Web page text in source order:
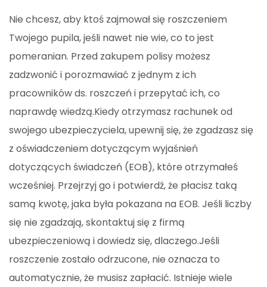
Nie chcesz, aby ktoś zajmował się roszczeniem
Twojego pupila, jeśli nawet nie wie, co to jest
pomeranian. Przed zakupem polisy możesz
zadzwonić i porozmawiać z jednym z ich
pracowników ds. roszczeń i przepytać ich, co
naprawdę wiedzą.Kiedy otrzymasz rachunek od
swojego ubezpieczyciela, upewnij się, że zgadzasz się
z oświadczeniem dotyczącym wyjaśnień
dotyczących świadczeń (EOB), które otrzymałeś
wcześniej. Przejrzyj go i potwierdź, że płacisz taką
samą kwotę, jaka była pokazana na EOB. Jeśli liczby
się nie zgadzają, skontaktuj się z firmą
ubezpieczeniową i dowiedz się, dlaczego.Jeśli
roszczenie zostało odrzucone, nie oznacza to
automatycznie, że musisz zapłacić. Istnieje wiele